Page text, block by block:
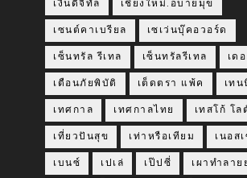
เงินดิจิทัล เชียงใหม่.อบายมุข
เซนต์คาเบรียล เซเว่นบุ๊คอวอร์ด
เซ็นทรัล รีเทล เซ็นทรัลรีเทล เด
เตือนภัยพิบัติ เต็ดตรา แพ้ค เทน
เทศกาล เทศกาลไทย เทสโก้ โล
เที่ยวปันสุข เท่าหรือเทียม เนอส
เบนซ์ เปเล่ เป๊ปซี่ เผาทำลาย